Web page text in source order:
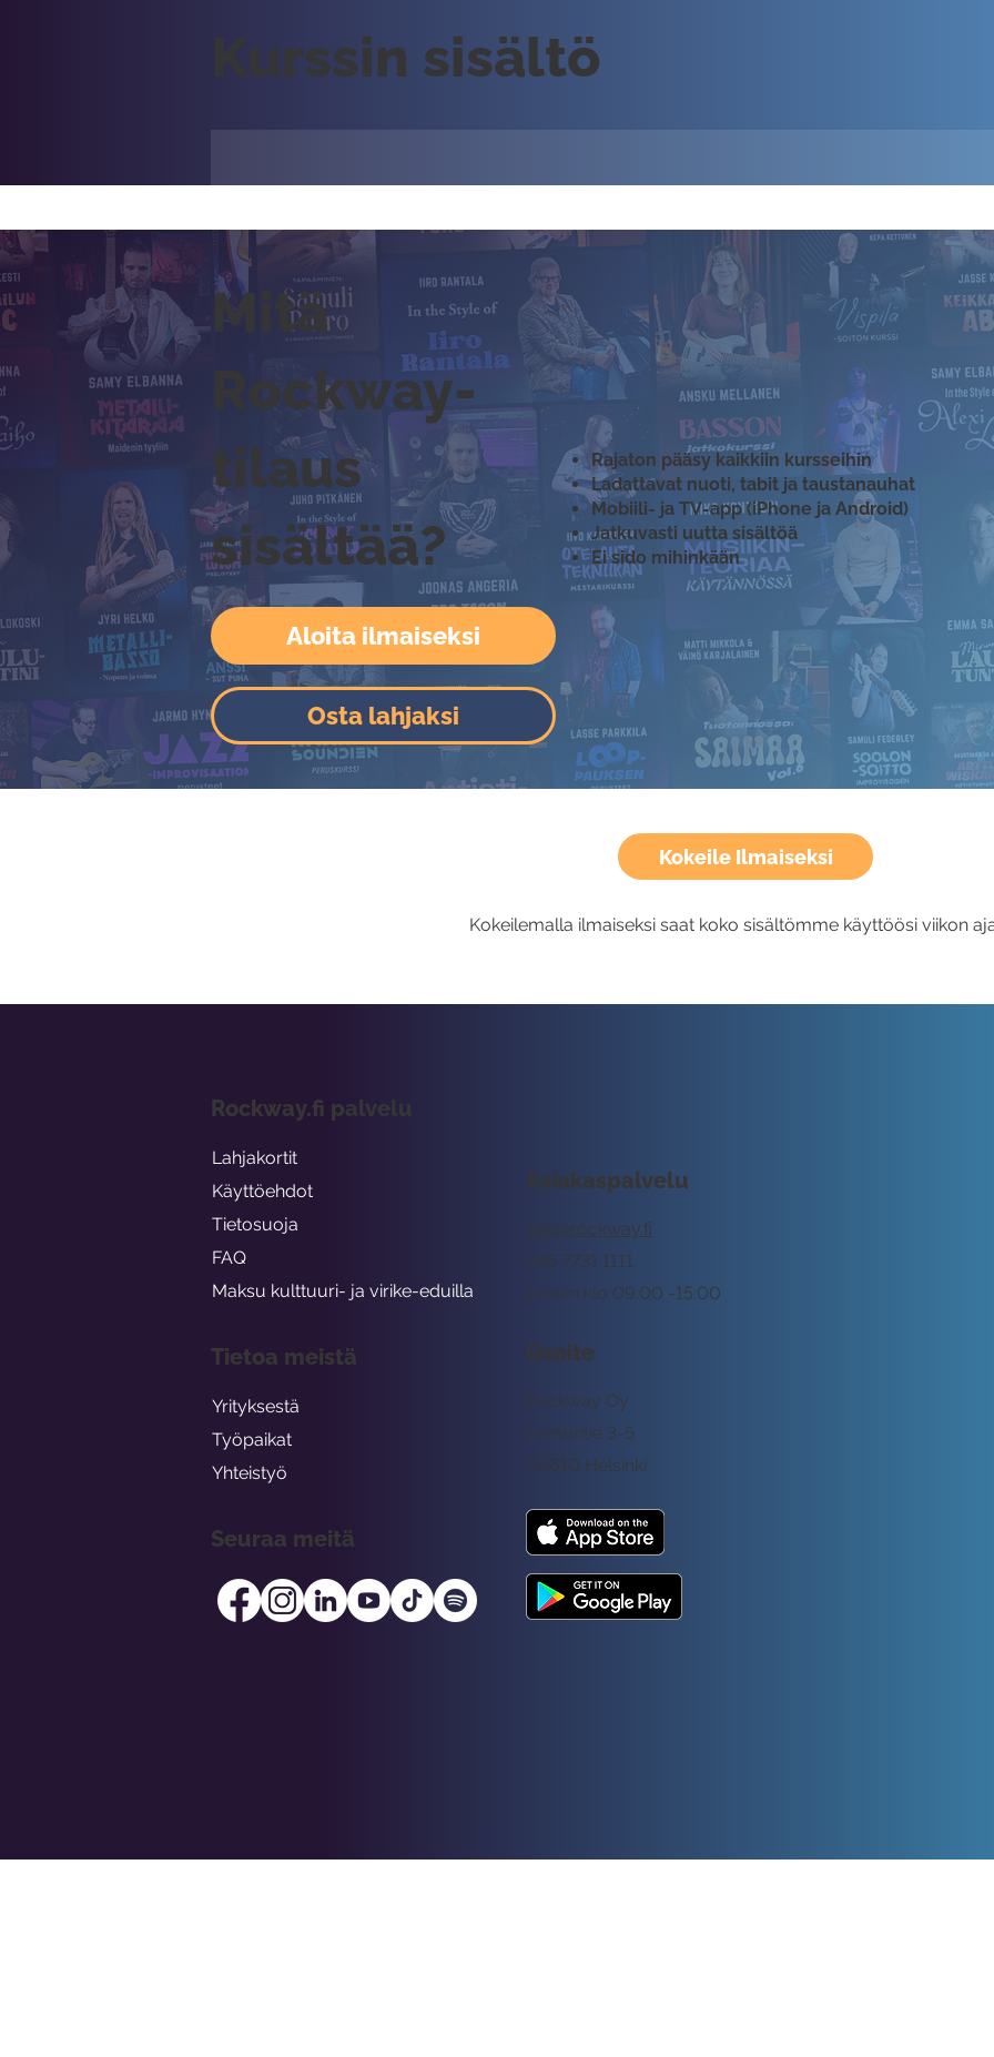
Kurssin sisältö
Mitä
Rockway-
tilaus
sisältää?
Aloita ilmaiseksi
Osta lahjaksi
Rajaton pääsy kaikkiin kursseihin
Ladattavat nuoti, tabit ja taustanauhat
Mobiili- ja TV-app (iPhone ja Android)
Jatkuvasti uutta sisältöä
Ei sido mihinkään
Kokeile Ilmaiseksi
Kokeilemalla ilmaiseksi saat koko sisältömme käyttöösi viikon
Asiakaspalvelu
tuki@rockway.fi
Arkisin klo 09:00 -15:00
045 7731 1111
Osoite
Rockway Oy
Lemuntie 3-5
00510 Helsinki
Rockway.fi palvelu
Lahjakortit
Käyttöehdot
Tietosuoja
FAQ
Maksu kulttuuri- ja virike-eduilla
Tietoa meistä
Yrityksestä
Työpaikat
Yhteistyö
Seuraa meitä